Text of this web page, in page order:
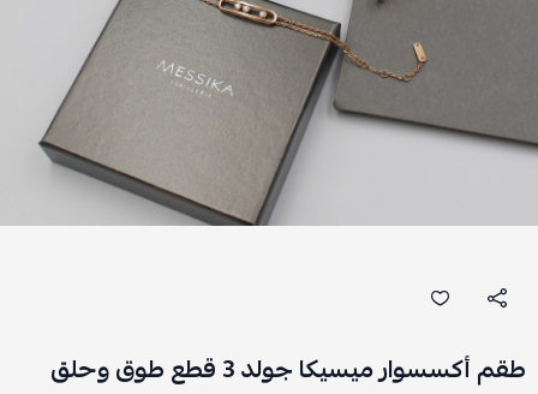
طقم أكسسوار ميسيكا جولد 3 قطع طوق وحلق